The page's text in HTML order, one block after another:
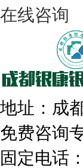
308nm激光：银屑病治疗
走进成都：满足您的治愈
在线咨询
地址：成
免费咨询
固定电话